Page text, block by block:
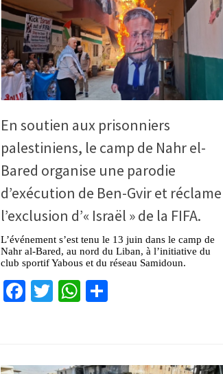
En soutien aux prisonniers
palestiniens, le camp de Nahr el-
Bared organise une parodie
d’exécution de Ben-Gvir et réclame
l’exclusion d’« Israël » de la FIFA.
L’événement s’est tenu le 13 juin dans le camp de
Nahr al-Bared, au nord du Liban, à l’initiative du
club sportif Yabous et du réseau Samidoun.
Facebook
TwitterWhatsApp